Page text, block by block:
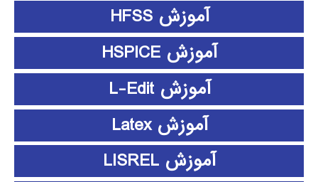
آموزش HFSS
آموزش HSPICE
آموزش L-Edit
آموزش Latex
آموزش LISREL